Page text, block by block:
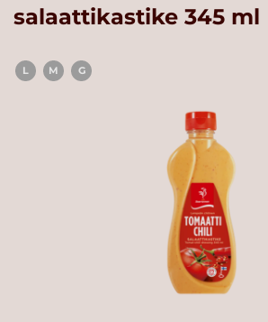
salaattikastike 345 ml
L M G